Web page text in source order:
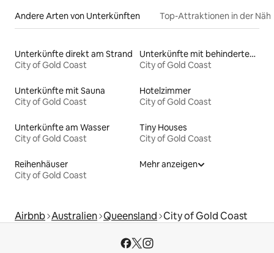
Andere Arten von Unterkünften Top-Attraktionen in der
Unterkünfte direkt am Strand
City of Gold Coast
Unterkünfte mit behindertengerechtem Bett
City of Gold Coast
Unterkünfte mit Sauna
City of Gold Coast
Hotelzimmer
City of Gold Coast
Unterkünfte am Wasser
City of Gold Coast
Tiny Houses
City of Gold Coast
Reihenhäuser
City of Gold Coast
Mehr anzeigen
Airbnb Australien Queensland City of Gold Coast